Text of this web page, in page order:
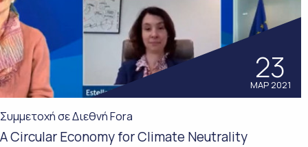
23
ΜΑΡ 2021
Συμμετοχή σε Διεθνή Fora
A Circular Economy for Climate Neutrality